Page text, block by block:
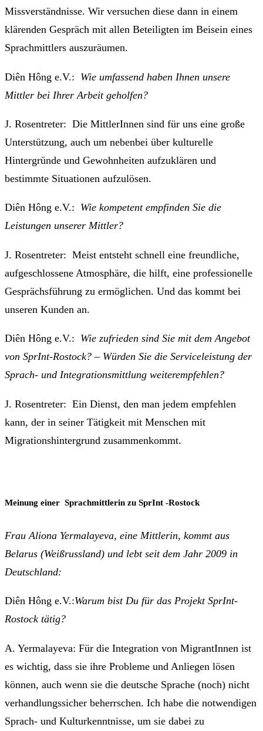
Missverständnisse. Wir versuchen diese dann in einem
klärenden Gespräch mit allen Beteiligten im Beisein eines
Sprachmittlers auszuräumen.
Diên Hông e.V.: Wie umfassend haben Ihnen unsere
Mittler bei Ihrer Arbeit geholfen?
J. Rosentreter: Die MittlerInnen sind für uns eine große
Unterstützung, auch um nebenbei über kulturelle
Hintergründe und Gewohnheiten aufzuklären und
bestimmte Situationen aufzulösen.
Diên Hông e.V.: Wie kompetent empfinden Sie die
Leistungen unserer Mittler?
J. Rosentreter: Meist entsteht schnell eine freundliche,
aufgeschlossene Atmosphäre, die hilft, eine professionelle
Gesprächsführung zu ermöglichen. Und das kommt bei
unseren Kunden an.
Diên Hông e.V.: Wie zufrieden sind Sie mit dem Angebot
von SprInt-Rostock? – Würden Sie die Serviceleistung der
Sprach- und Integrationsmittlung weiterempfehlen?
J. Rosentreter: Ein Dienst, den man jedem empfehlen
kann, der in seiner Tätigkeit mit Menschen mit
Migrationshintergrund zusammenkommt.
Meinung einer Sprachmittlerin zu SprInt -Rostock
Frau Aliona Yermalayeva, eine Mittlerin, kommt aus
Belarus (Weißrussland) und lebt seit dem Jahr 2009 in
Deutschland:
Diên Hông e.V.:Warum bist Du für das Projekt SprInt-
Rostock tätig?
A. Yermalayeva: Für die Integration von MigrantInnen ist
es wichtig, dass sie ihre Probleme und Anliegen lösen
können, auch wenn sie die deutsche Sprache (noch) nicht
verhandlungssicher beherrschen. Ich habe die notwendigen
Sprach- und Kulturkenntnisse, um sie dabei zu